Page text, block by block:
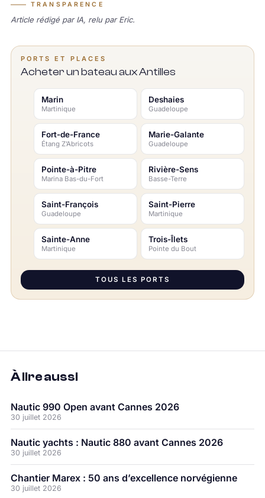
TRANSPARENCE
Article rédigé par IA, relu par Eric.
PORTS ET PLACES
Acheter un bateau aux Antilles
Marin
Martinique
Deshaies
Guadeloupe
Fort-de-France
Étang Z’Abricots
Marie-Galante
Guadeloupe
Pointe-à-Pitre
Marina Bas-du-Fort
Rivière-Sens
Basse-Terre
Saint-François
Guadeloupe
Saint-Pierre
Martinique
Sainte-Anne
Martinique
Trois-Îlets
Pointe du Bout
TOUS LES PORTS
À lire aussi
Nautic 990 Open avant Cannes 2026
30 juillet 2026
Nautic yachts : Nautic 880 avant Cannes 2026
30 juillet 2026
Chantier Marex : 50 ans d’excellence norvégienne
30 juillet 2026